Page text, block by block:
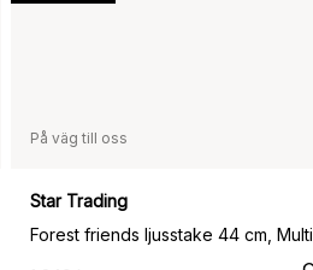
På väg till oss
Star Trading
Forest friends ljusstake 44 cm, Multi